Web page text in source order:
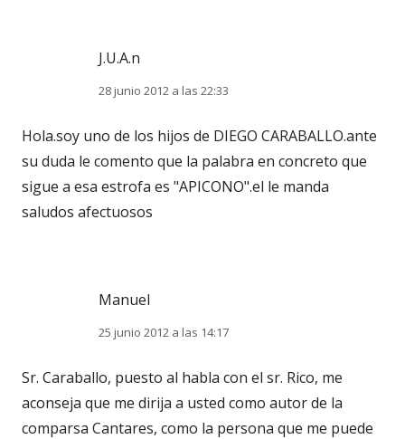
J.U.A.n
28 junio 2012 a las 22:33
Hola.soy uno de los hijos de DIEGO CARABALLO.ante
su duda le comento que la palabra en concreto que
sigue a esa estrofa es "APICONO".el le manda
saludos afectuosos
Manuel
25 junio 2012 a las 14:17
Sr. Caraballo, puesto al habla con el sr. Rico, me
aconseja que me dirija a usted como autor de la
comparsa Cantares, como la persona que me puede